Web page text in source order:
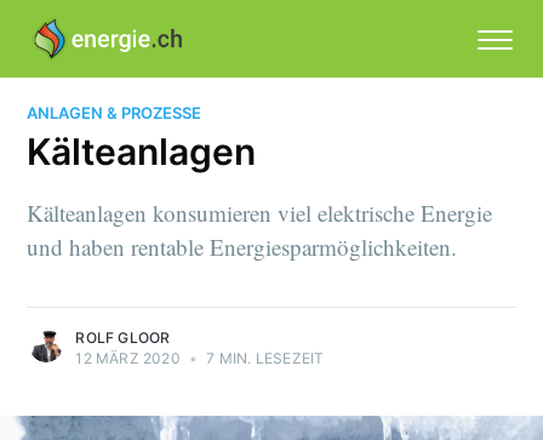
ANLAGEN & PROZESSE
Kälteanlagen
Kälteanlagen konsumieren viel elektrische Energie
und haben rentable Energiesparmöglichkeiten.
ROLF GLOOR
12 MÄRZ 2020 • 7 MIN. LESEZEIT